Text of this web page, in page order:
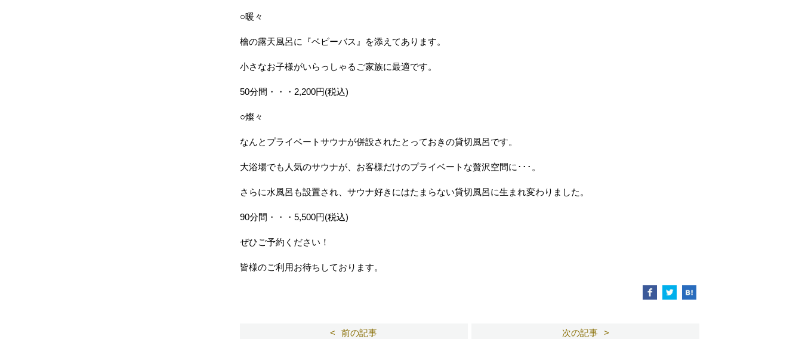
○暖々
檜の露天風呂に『ベビーバス』を添えてあります。
小さなお子様がいらっしゃるご家族に最適です。
50分間・・・2,200円(税込)
○燦々
なんとプライベートサウナが併設されたとっておきの貸切風呂です。
大浴場でも人気のサウナが、お客様だけのプライベートな贅沢空間に･･･。
さらに水風呂も設置され、サウナ好きにはたまらない貸切風呂に生まれ変わりました。
90分間・・・5,500円(税込)
ぜひご予約ください！
皆様のご利用お待ちしております。
前の記事 次の記事